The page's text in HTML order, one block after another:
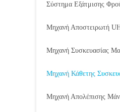
Σύστημα Εξάτμισης
Μηχανή Αποστειρωτή
Μηχανή Συσκευασίας
Μηχανή Κάθετης
Μηχανή Απολέπισης